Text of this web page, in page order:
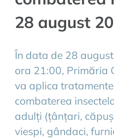
28 august
În data de 28
ora 21:00, Primăria
va aplica
combaterea
adulți (țânțari,
viespi, gândaci,